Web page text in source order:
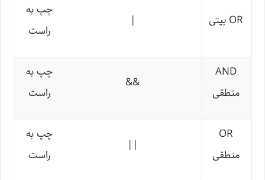
OR بیتی |
چپ به
راست
AND
منطقی
&&
چپ به
راست
OR
منطقی
||
چپ به
راست